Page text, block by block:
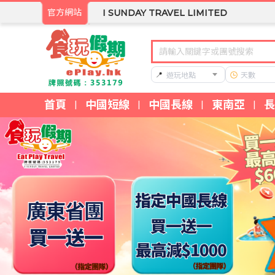
官方網站 I SUNDAY TRAVEL LIMITED
📍 遊玩地點 天數
首頁 | 中國短線 | 中國長線 | 東南亞 |
食玩假期 - 香港專業旅行團服務